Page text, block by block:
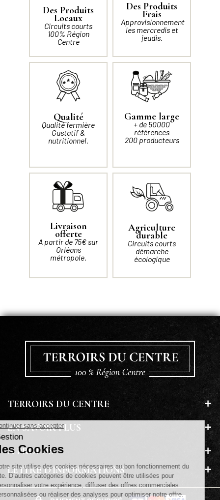
Des Produits
Locaux
Circuits courts
100% Région
Centre
Des Produits
Frais
Approvisionnement
les mercredis et
jeudis.
Qualité
Qualité fermière
Gustatif &
nutritionnel.
Gamme large
+ de 50000
références
200 producteurs
Livraison
offerte
A partir de 75€ sur
Orléans
métropole.
Agriculture
durable
Circuits courts
démarche
écologique
TERROIRS DU CENTRE
EN SAVOIR PLUS
A PROPOS
LETTRE D'INFORMATIONS